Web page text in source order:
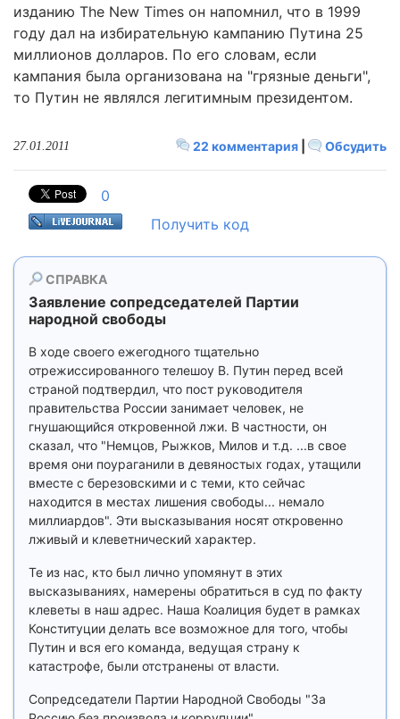
изданию The New Times он напомнил, что в 1999
году дал на избирательную кампанию Путина 25
миллионов долларов. По его словам, если
кампания была организована на "грязные деньги",
то Путин не являлся легитимным президентом.
22 комментария Обсудить
27.01.2011
0
Получить код
СПРАВКА
Заявление сопредседателей Партии
народной свободы
В ходе своего ежегодного тщательно
отрежиссированного телешоу В. Путин перед всей
страной подтвердил, что пост руководителя
правительства России занимает человек, не
гнушающийся откровенной лжи. В частности, он
сказал, что "Немцов, Рыжков, Милов и т.д. ...в свое
время они поураганили в девяностых годах, утащили
вместе с березовскими и с теми, кто сейчас
находится в местах лишения свободы... немало
миллиардов". Эти высказывания носят откровенно
лживый и клеветнический характер.
Те из нас, кто был лично упомянут в этих
высказываниях, намерены обратиться в суд по факту
клеветы в наш адрес. Наша Коалиция будет в рамках
Конституции делать все возможное для того, чтобы
Путин и вся его команда, ведущая страну к
катастрофе, были отстранены от власти.
Сопредседатели Партии Народной Свободы "За